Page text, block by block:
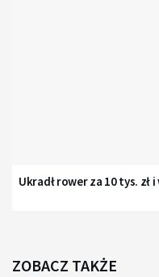
Ukradł rower za 10 tys. zł
ZOBACZ TAKŻE